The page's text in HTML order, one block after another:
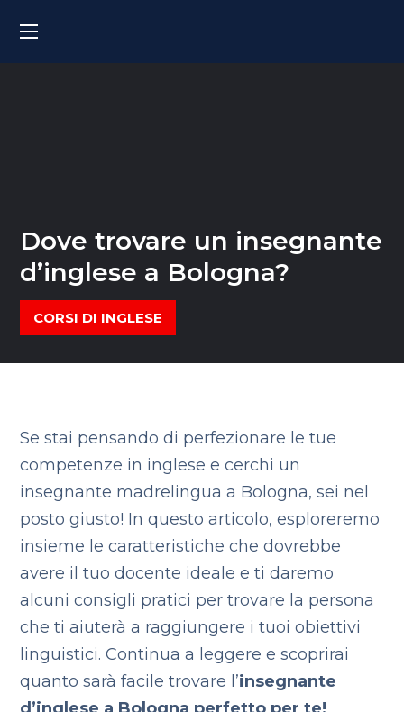
Dove trovare un insegnante
d’inglese a Bologna?
CORSI DI INGLESE
Se stai pensando di perfezionare le tue
competenze in inglese e cerchi un
insegnante madrelingua a Bologna, sei nel
posto giusto! In questo articolo, esploreremo
insieme le caratteristiche che dovrebbe
avere il tuo docente ideale e ti daremo
alcuni consigli pratici per trovare la persona
che ti aiuterà a raggiungere i tuoi obiettivi
linguistici. Continua a leggere e scoprirai
quanto sarà facile trovare l’insegnante